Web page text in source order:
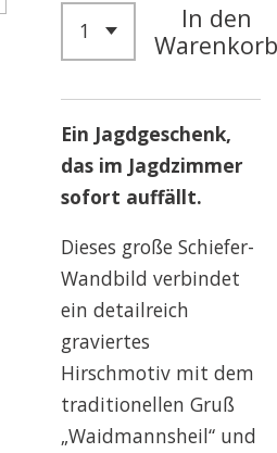
In den
Ein Jagdgeschenk,
das im Jagdzimmer
sofort auffällt.
Dieses große Schiefer-
Wandbild verbindet
ein detailreich
graviertes
Hirschmotiv mit dem
traditionellen Gruß
„Waidmannsheil“ und